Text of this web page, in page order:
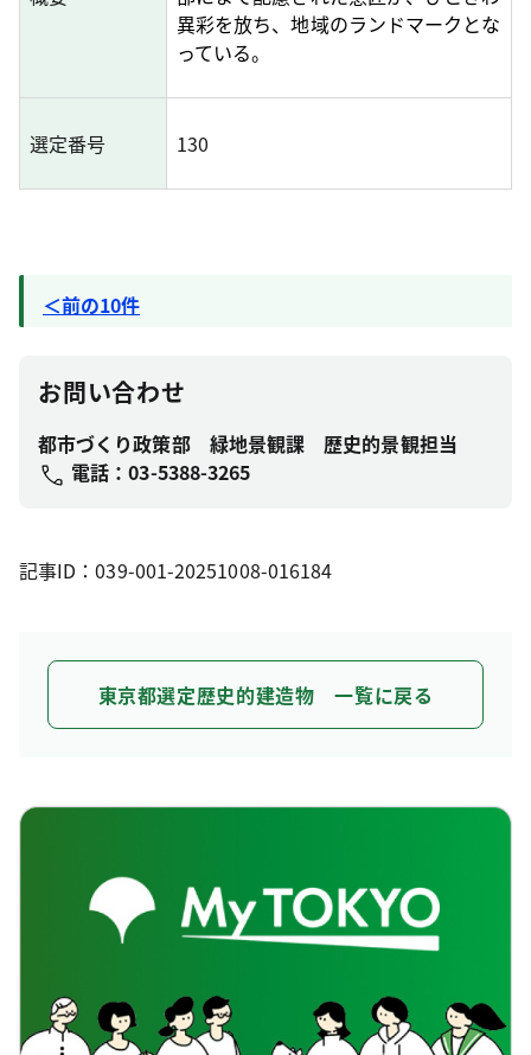
異彩を放ち、地域のランドマークとな
っている。
選定番号 130
＜前の10件
お問い合わせ
都市づくり政策部 緑地景観課 歴史的景観担当
電話 ：03-5388-3265
記事ID：039-001-20251008-016184
東京都選定歴史的建造物 一覧に戻る